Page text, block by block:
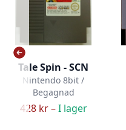
Tale Spin - SCN
Nintendo 8bit /
Begagnad
428 kr –I lager